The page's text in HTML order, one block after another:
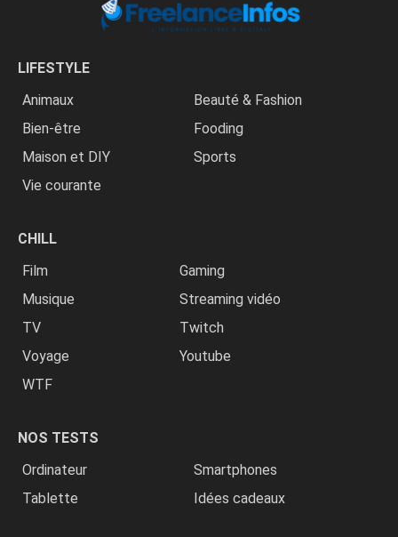
LIFESTYLE
Animaux
Beauté & Fashion
Bien-être
Fooding
Maison et DIY
Sports
Vie courante
CHILL
Film
Gaming
Musique
Streaming vidéo
TV
Twitch
Voyage
Youtube
WTF
NOS TESTS
Ordinateur
Smartphones
Tablette
Idées cadeaux